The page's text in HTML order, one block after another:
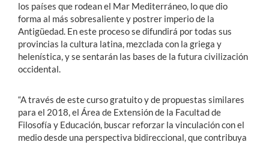
los países que rodean el Mar Mediterráneo, lo que dio
forma al más sobresaliente y postrer imperio de la
Antigüedad. En este proceso se difundirá por todas sus
provincias la cultura latina, mezclada con la griega y
helenística, y se sentarán las bases de la futura civilización
occidental.
“A través de este curso gratuito y de propuestas similares
para el 2018, el Área de Extensión de la Facultad de
Filosofía y Educación, buscar reforzar la vinculación con el
medio desde una perspectiva bidireccional, que contribuya